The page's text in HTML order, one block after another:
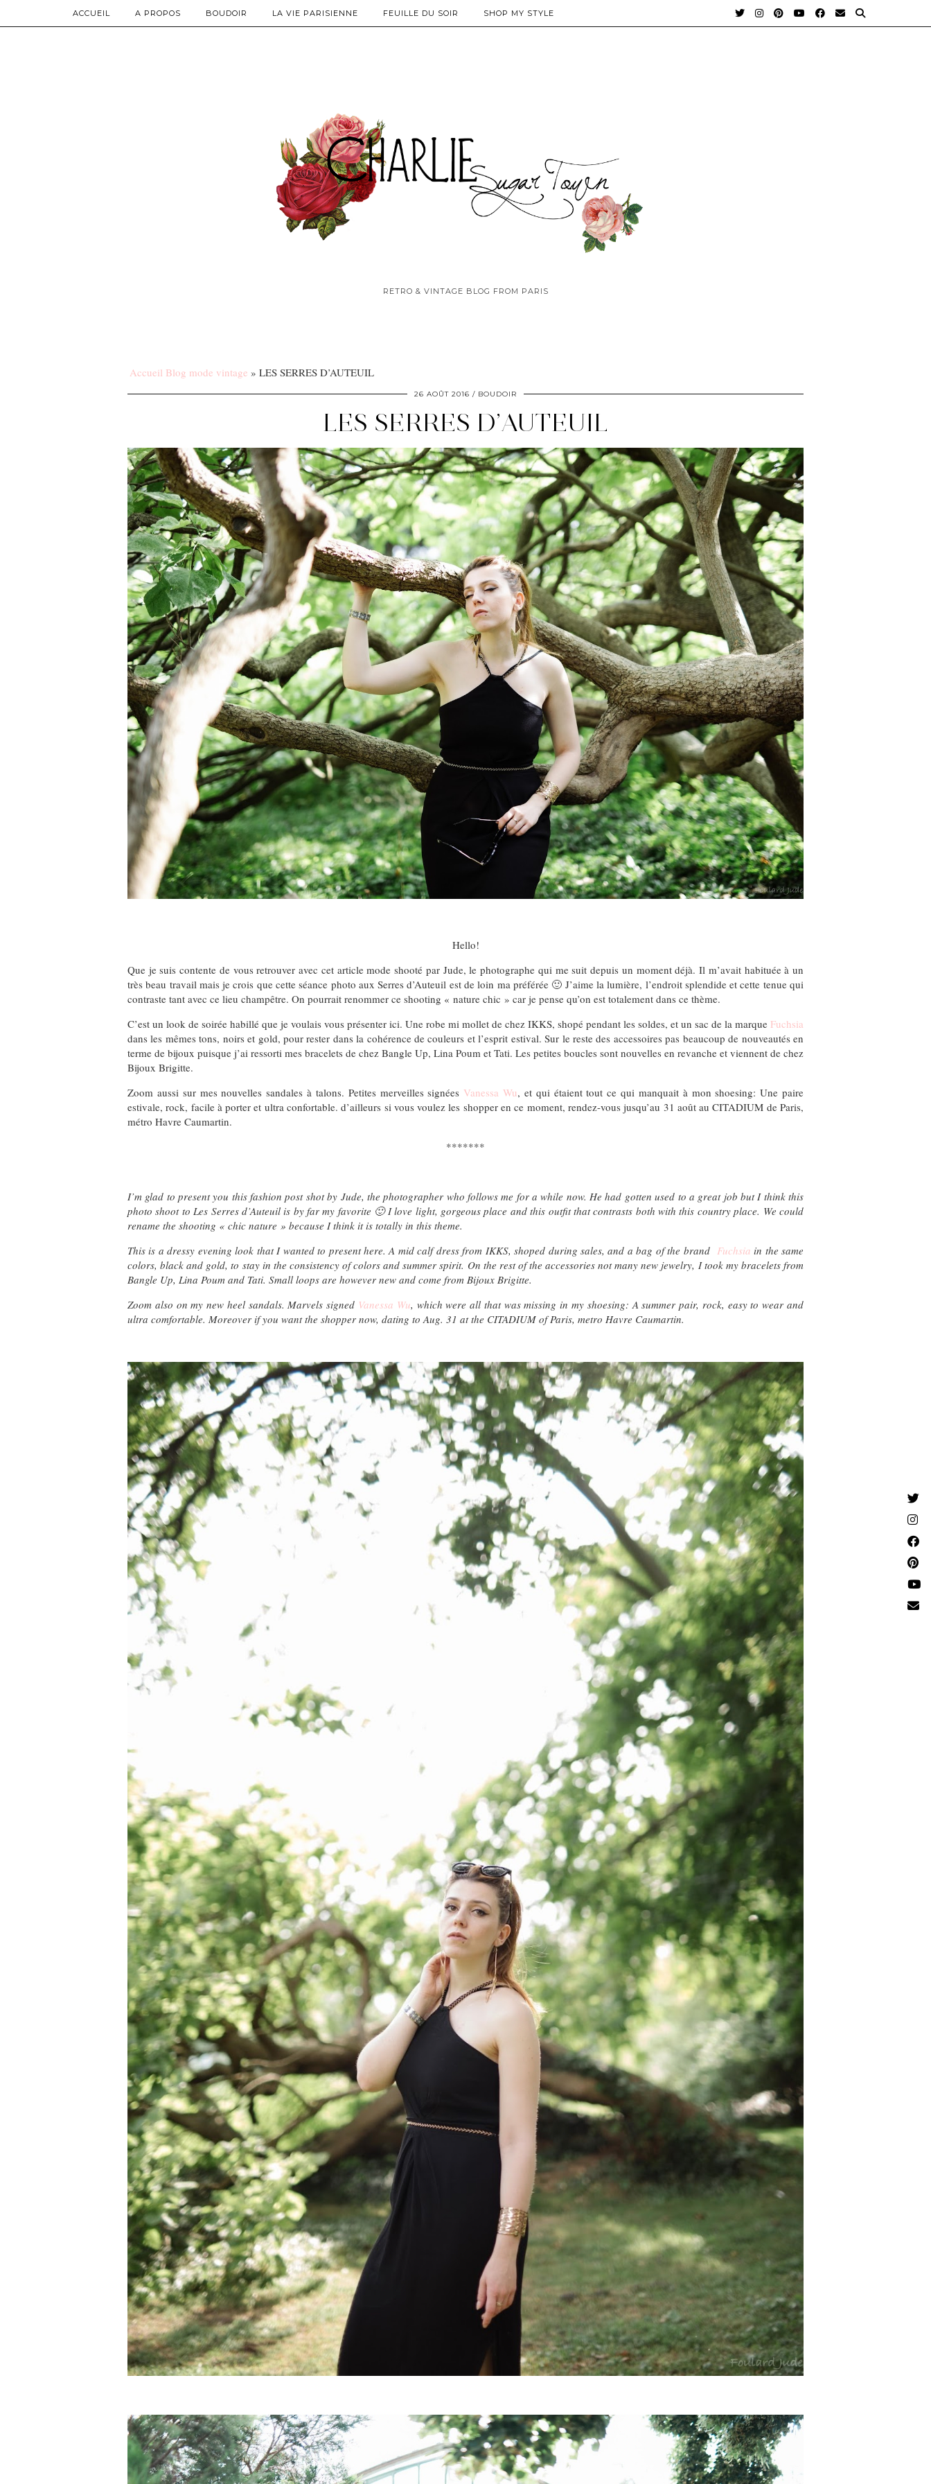
RETRO & VINTAGE BLOG FROM PARIS
ACCUEIL A PROPOS BOUDOIR LA VIE PARISIENNE FEUILLE DU SOIR SHOP MY STYLE
Accueil Blog mode vintage » LES SERRES D’AUTEUIL
26 AOÛT 2016 BOUDOIR
LES SERRES D’AUTEUIL
Hello!
Que je suis contente de vous retrouver avec cet article mode shooté par Jude, le photographe qui me suit depuis un moment déjà. Il m’avait habituée à un
très beau travail mais je crois que cette séance photo aux Serres d’Auteuil est de loin ma préférée 🙂 J’aime la lumière, l’endroit splendide et cette tenue qui
contraste tant avec ce lieu champêtre. On pourrait renommer ce shooting « nature chic » car je pense qu’on est totalement dans ce thème.
C’est un look de soirée habillé que je voulais vous présenter ici. Une robe mi mollet de chez IKKS, shopé pendant les soldes, et un sac de la marque Fuchsia
dans les mêmes tons, noirs et gold, pour rester dans la cohérence de couleurs et l’esprit estival. Sur le reste des accessoires pas beaucoup de nouveautés en
terme de bijoux puisque j’ai ressorti mes bracelets de chez Bangle Up, Lina Poum et Tati. Les petites boucles sont nouvelles en revanche et viennent de chez
Bijoux Brigitte.
Zoom aussi sur mes nouvelles sandales à talons. Petites merveilles signées Vanessa Wu, et qui étaient tout ce qui manquait à mon shoesing: Une paire
estivale, rock, facile à porter et ultra confortable. d’ailleurs si vous voulez les shopper en ce moment, rendez-vous jusqu’au 31 août au CITADIUM de Paris,
métro Havre Caumartin.
*******
I’m glad to present you this fashion post shot by Jude, the photographer who follows me for a while now. He had gotten used to a great job but I think this
photo shoot to Les Serres d’Auteuil is by far my favorite 🙂 I love light, gorgeous place and this outfit that contrasts both with this country place. We could
rename the shooting « chic nature » because I think it is totally in this theme.
This is a dressy evening look that I wanted to present here. A mid calf dress from IKKS, shoped during sales, and a bag of the brand Fuchsia in the same
colors, black and gold, to stay in the consistency of colors and summer spirit. On the rest of the accessories not many new jewelry, I took my bracelets from
Bangle Up, Lina Poum and Tati. Small loops are however new and come from Bijoux Brigitte.
Zoom also on my new heel sandals. Marvels signed Vanessa Wu, which were all that was missing in my shoesing: A summer pair, rock, easy to wear and
ultra comfortable. Moreover if you want the shopper now, dating to Aug. 31 at the CITADIUM of Paris, metro Havre Caumartin.